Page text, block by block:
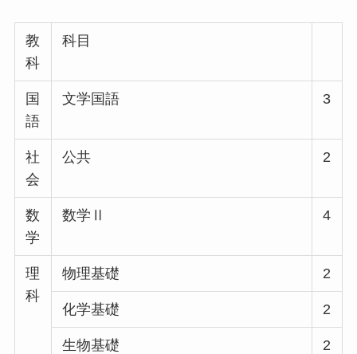
教
科
科目
国
語
文学国語 3
社
会
公共 2
数
学
数学Ⅱ 4
理
科
物理基礎 2
化学基礎 2
生物基礎 2